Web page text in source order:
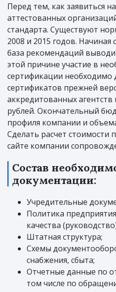
Перед тем, как заявиться
аттестованных
стандарта. Существуют
2008 и 2015 годов. Начиная
база рекомендаций
этой причине участие в
сертификации необходимо
сертификатов прежней
аккредитованных агентств
рублей. Окончательный
профиля компании и
Сделать расчет стоимости
сайте компании
Состав
документации:
Учредительные
Политика
качества
Штатная структура;
Схемы
снабжения, сбыта;
Отчетные данные по
том числе по